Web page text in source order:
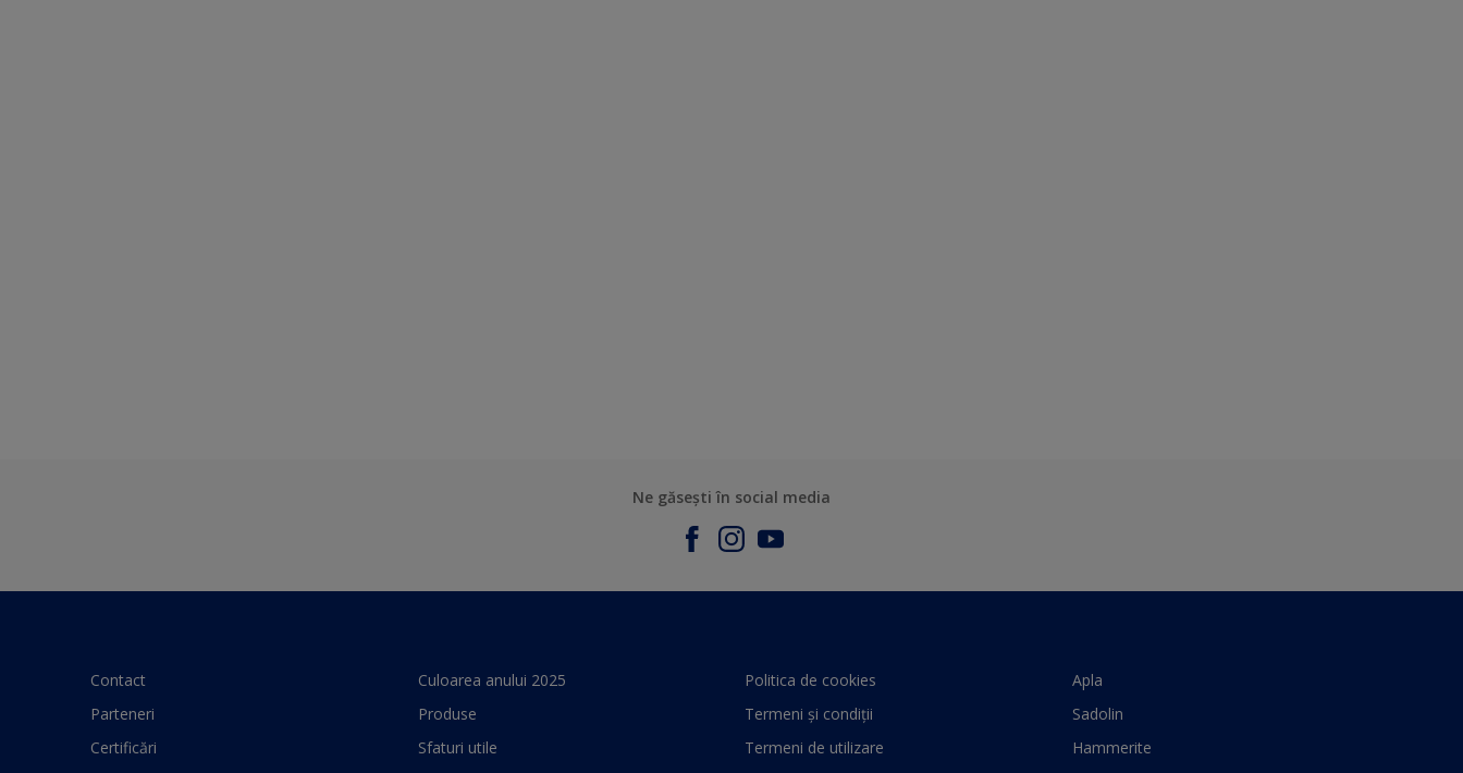
Ne găsești în social media
Contact
Parteneri
Certificări
Culoarea anului 2025
Produse
Sfaturi utile
Politica de cookies
Termeni și condiții
Termeni de utilizare
Apla
Sadolin
Hammerite